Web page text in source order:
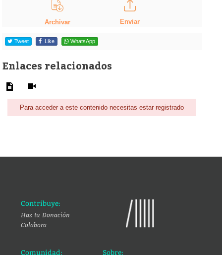
Archivar Enviar
Tweet Like WhatsApp
Enlaces relacionados
Para acceder a este contenido necesitas estar registrado
Contribuye:
Haz tu Donación
Colabora
Comunidad: Sobre: